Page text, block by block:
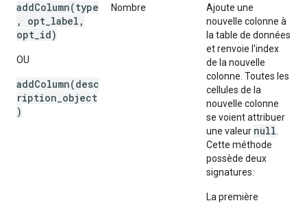
addColumn(type
, opt_label,
opt_id)
OU
addColumn(desc
ription_object
)
Nombre
Ajoute une
nouvelle colonne à
la table de données
et renvoie l'index
de la nouvelle
colonne. Toutes les
cellules de la
nouvelle colonne
se voient attribuer
une valeur null
Cette méthode
possède deux
signatures:
La première